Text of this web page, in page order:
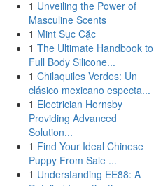
1 Unveiling the Power of
Masculine Scents
1 Mint Sục Cặc
1 The Ultimate Handbook to
Full Body Silicone...
1 Chilaquiles Verdes: Un
clásico mexicano especta...
1 Electrician Hornsby
Providing Advanced
Solution...
1 Find Your Ideal Chinese
Puppy From Sale ...
1 Understanding EE88: A